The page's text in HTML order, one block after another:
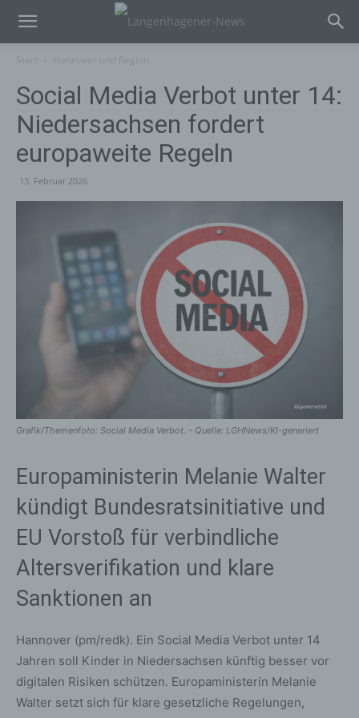
Social Media Verbot unter 14:
Niedersachsen fordert
europaweite Regeln
13. Februar 2026
Grafik/Themenfoto: Social Media Verbot. - Quelle: LGHNews/KI-generiert
Europaministerin Melanie Walter
kündigt Bundesratsinitiative und
EU Vorstoß für verbindliche
Altersverifikation und klare
Sanktionen an
Hannover (pm/redk). Ein Social Media Verbot unter 14
Jahren soll Kinder in Niedersachsen künftig besser vor
digitalen Risiken schützen. Europaministerin Melanie
Walter setzt sich für klare gesetzliche Regelungen,